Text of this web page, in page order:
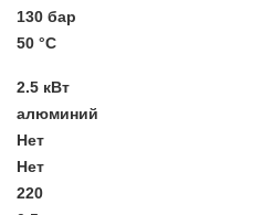
130 бар
50 °C
2.5 кВт
алюминий
Нет
Нет
220